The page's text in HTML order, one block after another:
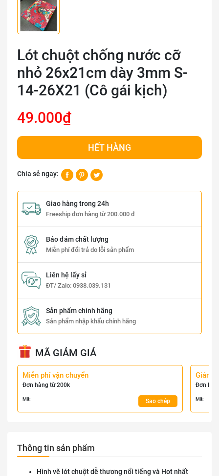
Lót chuột chống nước cỡ
nhỏ 26x21cm dày 3mm S-
14-26X21 (Cô gái kịch)
49.000₫
HẾT HÀNG
Chia sẻ ngay:
Giao hàng trong 24h
Freeship đơn hàng từ 200.000 đ
Bảo đảm chất lượng
Miễn phí đổi trả do lỗi sản phẩm
Liên hệ lấy sỉ
ĐT/ Zalo: 0938.039.131
Sản phẩm chính hãng
Sản phẩm nhập khẩu chính hãng
MÃ GIẢM GIÁ
Miễn phí vận chuyển
Đơn hàng từ 200k
Mã: Sao chép
Giảm
Đơn
Mã:
Thông tin sản phẩm
Hình vẽ lót chuột dễ thương nổi tiếng và Hot nhất